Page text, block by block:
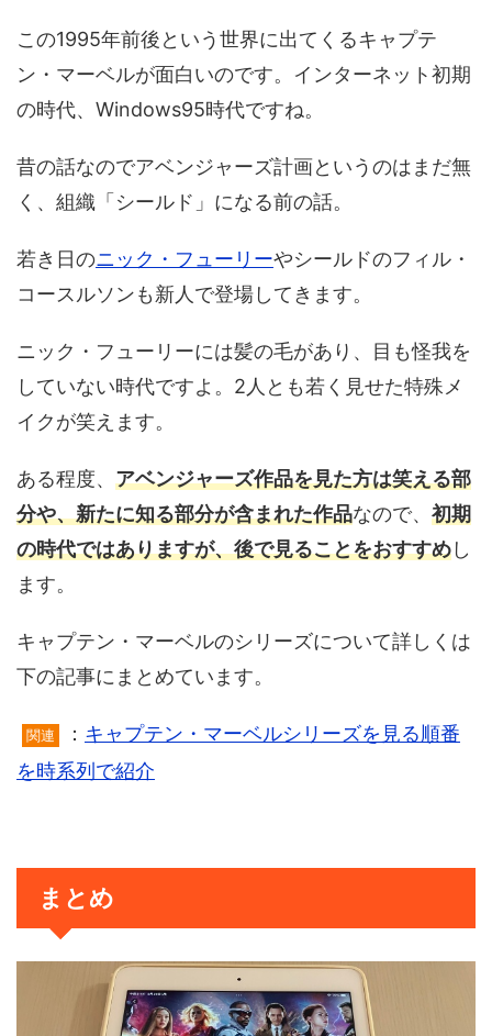
この1995年前後という世界に出てくるキャプテ
ン・マーベルが面白いのです。インターネット初期
の時代、Windows95時代ですね。
昔の話なのでアベンジャーズ計画というのはまだ無
く、組織「シールド」になる前の話。
若き日のニック・フューリーやシールドのフィル・
コースルソンも新人で登場してきます。
ニック・フューリーには髪の毛があり、目も怪我を
していない時代ですよ。2人とも若く見せた特殊メ
イクが笑えます。
ある程度、 アベンジャーズ作品を見た方は笑える部
分や、新たに知る部分が含まれた作品なので、 初期
の時代ではありますが、後で見ることをおすすめし
ます。
キャプテン・マーベルのシリーズについて詳しくは
下の記事にまとめています。
関連 ： キャプテン・マーベルシリーズを見る順番
を時系列で紹介
まとめ